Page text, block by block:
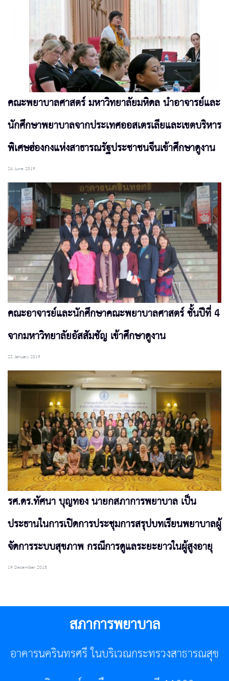
คณะพยาบาลศาสตร์ มหาวิทยาลัยมหิดล นำอาจารย์และ
นักศึกษาพยาบาลจากประเทศออสเตรเลียและเขตบริหาร
พิเศษฮ่องกงแห่งสาธารณรัฐประชาชนจีนเข้าศึกษาดูงาน
24 June 2019
คณะอาจารย์และนักศึกษาคณะพยาบาลศาสตร์ ชั้นปีที่ 4
จากมหาวิทยาลัยอัสสัมชัญ เข้าศึกษาดูงาน
22 January 2019
รศ.ดร.ทัศนา บุญทอง นายกสภาการพยาบาล เป็น
ประธานในการเปิดการประชุมการสรุปบทเรียนพยาบาลผู้
จัดการระบบสุขภาพ กรณีการดูแลระยะยาวในผู้สูงอายุ
19 December 2018
สภาการพยาบาล
อาคารนครินทรศรี ในบริเวณกระทรวงสาธารณสุข